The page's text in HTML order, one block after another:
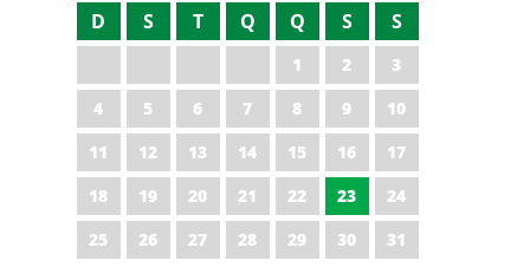
D S T Q Q S S
1 2
3
4
5 6 7 8 9
10
11
12 13 14 15 16
17
18
19 20 21 22 23
24
25
26 27 28 29 30 31